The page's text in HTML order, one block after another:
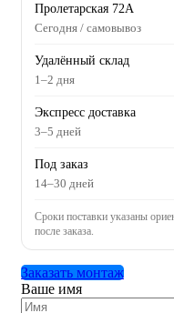
Пролетарская 72А
Сегодня / самовывоз
Удалённый склад
1–2 дня
Экспресс доставка
3–5 дней
Под заказ
14–30 дней
Сроки поставки указаны
после заказа.
Заказать монтаж
Ваше имя